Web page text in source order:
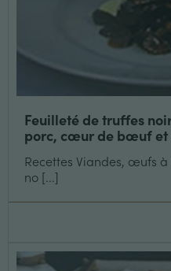
Feuilleté de truffes
porc, cœur de bœuf et
Recettes Viandes, œufs
no [...]